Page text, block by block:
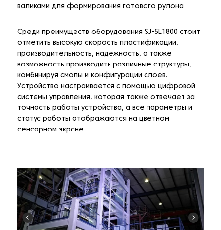
валиками для формирования готового рулона.
Среди преимуществ оборудования SJ-5L1800 стоит
отметить высокую скорость пластификации,
производительность, надежность, а также
возможность производить различные структуры,
комбинируя смолы и конфигурации слоев.
Устройство настраивается с помощью цифровой
системы управления, которая также отвечает за
точность работы устройства, а все параметры и
статус работы отображаются на цветном
сенсорном экране.